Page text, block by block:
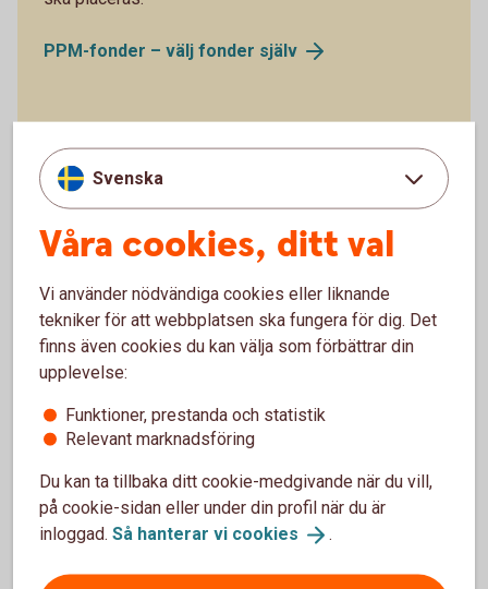
PPM-fonder – välj fonder själv
Fri flyttavgift för vissa pensioner
Om du flyttar din individuella tjänstepension eller
pensionsförsäkring 1till oss, och den är minst 25 000
kronor, bjuder vi på flyttavgiften (upp till 600 kronor). Vi
bjuder inte på flyttavgiften för kollektivavtalad
tjänstepension.
som tecknats efter den 1 juli 2007
Svenska
Våra cookies, ditt val
Vi använder nödvändiga cookies eller liknande
tekniker för att webbplatsen ska fungera för dig. Det
finns även cookies du kan välja som förbättrar din
upplevelse:
Funktioner, prestanda och statistik
Relevant marknadsföring
Du kan ta tillbaka ditt cookie-medgivande när du vill,
på cookie-sidan eller under din profil när du är
inloggad. Så hanterar vi cookies .